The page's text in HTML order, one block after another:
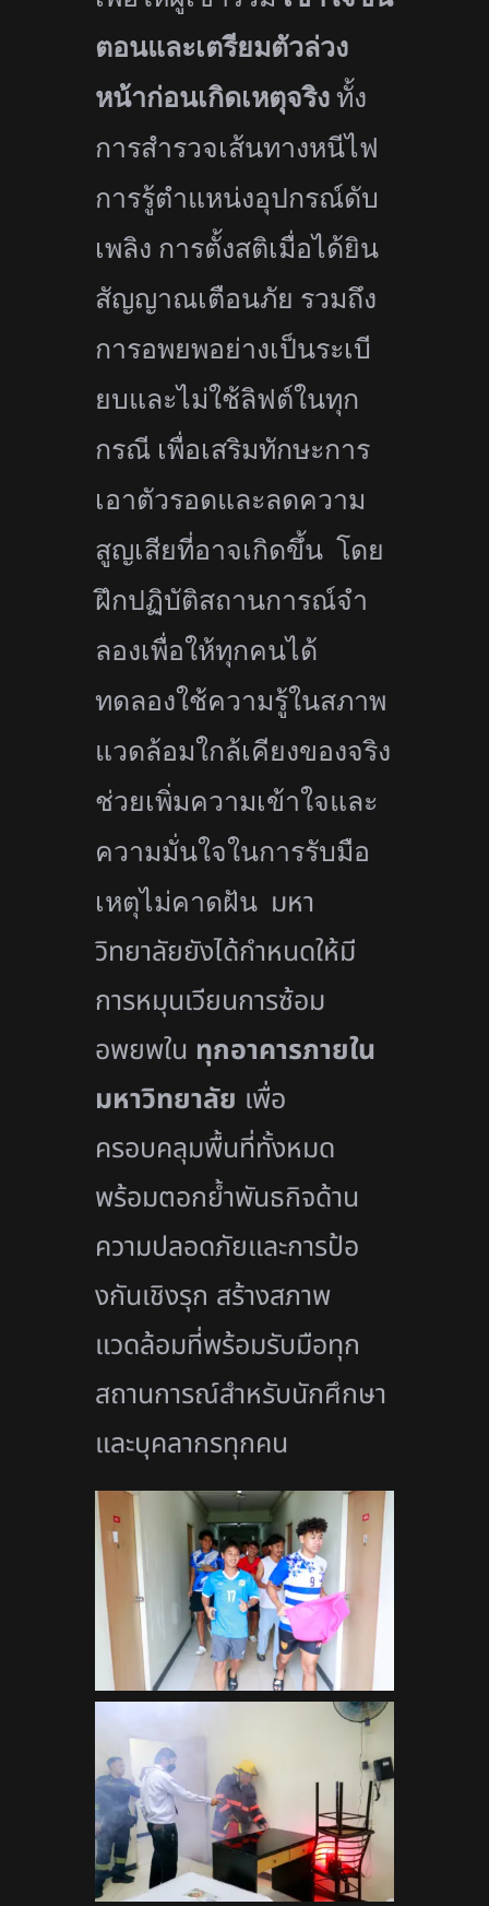
ตอนและเตรียมตัวล่วง
หน้าก่อนเกิดเหตุจริง ทั้ง
การสำรวจเส้นทางหนีไฟ
การรู้ตำแหน่งอุปกรณ์ดับ
เพลิง การตั้งสติเมื่อได้ยิน
สัญญาณเตือนภัย รวมถึง
การอพยพอย่างเป็นระเบี
ยบและไม่ใช้ลิฟต์ในทุก
กรณี เพื่อเสริมทักษะการ
เอาตัวรอดและลดความ
สูญเสียที่อาจเกิดขึ้น โดย
ฝึกปฏิบัติสถานการณ์จำ
ลองเพื่อให้ทุกคนได้
ทดลองใช้ความรู้ในสภาพ
แวดล้อมใกล้เคียงของจริง
ช่วยเพิ่มความเข้าใจและ
ความมั่นใจในการรับมือ
เหตุไม่คาดฝัน มหา
วิทยาลัยยังได้กำหนดให้มี
การหมุนเวียนการซ้อม
อพยพใน ทุกอาคารภายใน
มหาวิทยาลัย เพื่อ
ครอบคลุมพื้นที่ทั้งหมด
พร้อมตอกย้ำพันธกิจด้าน
ความปลอดภัยและการป้อ
งกันเชิงรุก สร้างสภาพ
แวดล้อมที่พร้อมรับมือทุก
สถานการณ์สำหรับนักศึกษา
และบุคลากรทุกคน